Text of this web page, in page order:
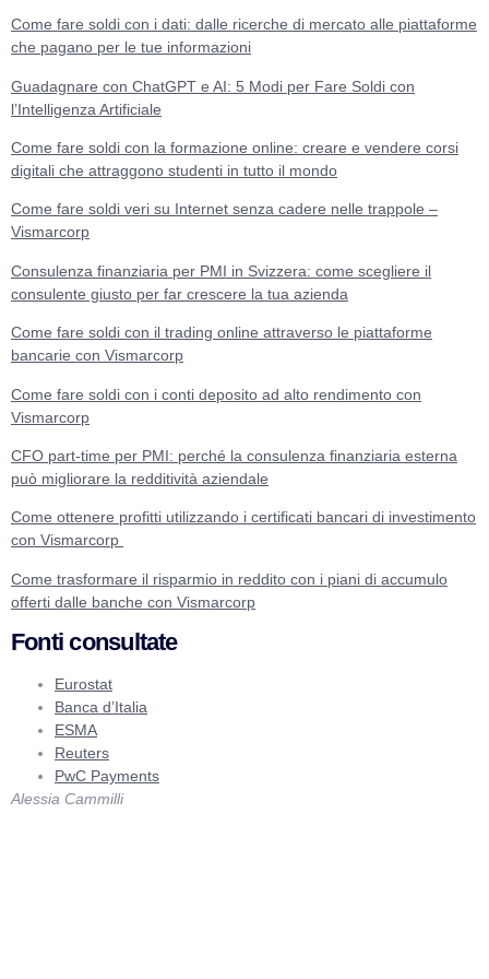
Come fare soldi con i dati: dalle ricerche di mercato alle piattaforme
che pagano per le tue informazioni
Guadagnare con ChatGPT e AI: 5 Modi per Fare Soldi con
l’Intelligenza Artificiale
Come fare soldi con la formazione online: creare e vendere corsi
digitali che attraggono studenti in tutto il mondo
Come fare soldi veri su Internet senza cadere nelle trappole –
Vismarcorp
Consulenza finanziaria per PMI in Svizzera: come scegliere il
consulente giusto per far crescere la tua azienda
Come fare soldi con il trading online attraverso le piattaforme
bancarie con Vismarcorp
Come fare soldi con i conti deposito ad alto rendimento con
Vismarcorp
CFO part-time per PMI: perché la consulenza finanziaria esterna
può migliorare la redditività aziendale
Come ottenere profitti utilizzando i certificati bancari di investimento
con Vismarcorp
Come trasformare il risparmio in reddito con i piani di accumulo
offerti dalle banche con Vismarcorp
Fonti consultate
Eurostat
Banca d’Italia
ESMA
Reuters
PwC Payments
Alessia Cammilli